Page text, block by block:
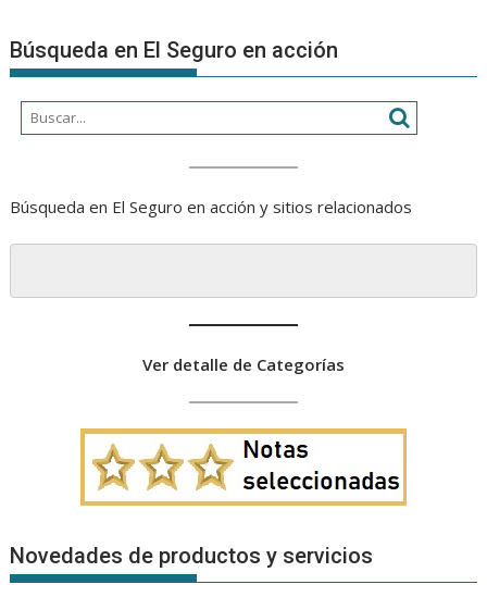
Búsqueda en El Seguro en acción
Búsqueda en El Seguro en acción y sitios relacionados
Ver detalle de Categorías
Novedades de productos y servicios